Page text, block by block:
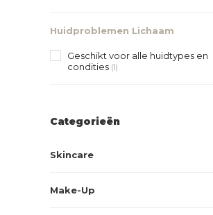
Huidproblemen Lichaam
Geschikt voor alle huidtypes en
condities (1)
Categorieën
Skincare
Make-Up